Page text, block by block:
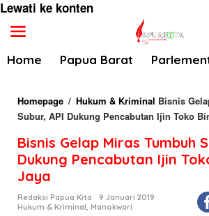
Lewati ke konten
Home Papua Barat
Homepage / Hukum & Kriminal Bisnis
Subur, API Dukung Pencabutan Ijin Toko
Bisnis Gelap Miras Tumbuh
Dukung Pencabutan Ijin
Jaya
Redaksi Papua Kita
9 Januari 2019
Hukum & Kriminal, Manokwari